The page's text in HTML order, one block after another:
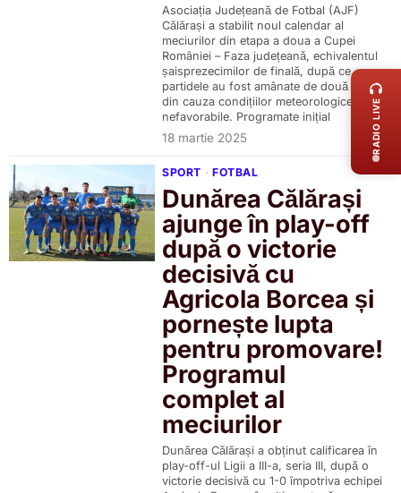
Asociația Județeană de Fotbal (AJF)
Călărași a stabilit noul calendar al
meciurilor din etapa a doua a Cupei
României – Faza județeană, echivalentul
șaisprezecimilor de finală, după ce
partidele au fost amânate de două ori
din cauza condițiilor meteorologice
nefavorabile. Programate inițial
18 martie 2025
SPORT · FOTBAL
Dunărea Călărași
ajunge în play-off
după o victorie
decisivă cu
Agricola Borcea și
pornește lupta
pentru promovare!
Programul
complet al
meciurilor
Dunărea Călărași a obținut calificarea în
play-off-ul Ligii a III-a, seria III, după o
victorie decisivă cu 1-0 împotriva echipei
RADIO LIVE